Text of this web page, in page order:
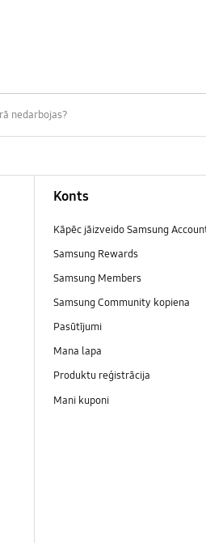
nedarbojas?
Konts
Kāpēc jāizveido Samsung
Samsung Rewards
Samsung Members
Samsung Community kopiena
Pasūtījumi
Mana lapa
Produktu reģistrācija
Mani kuponi